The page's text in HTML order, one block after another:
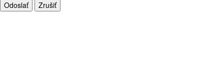
Odoslať Zrušiť